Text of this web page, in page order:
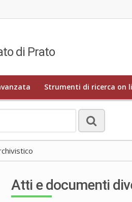
di Prato
Strumenti di ricerca on
Atti e documenti